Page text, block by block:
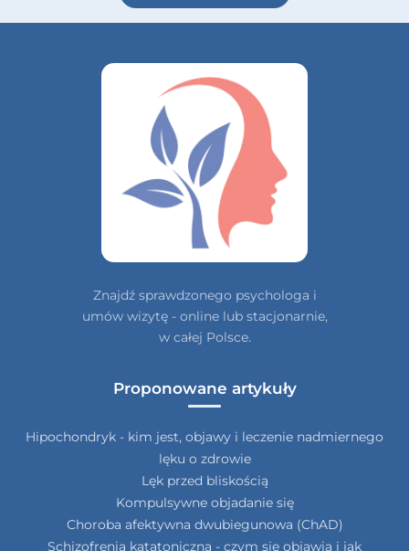
Znajdź sprawdzonego psychologa i
umów wizytę - online lub stacjonarnie,
w całej Polsce.
Proponowane artykuły
Hipochondryk - kim jest, objawy i leczenie nadmiernego
lęku o zdrowie
Lęk przed bliskością
Kompulsywne objadanie się
Choroba afektywna dwubiegunowa (ChAD)
Schizofrenia katatoniczna - czym się objawia i jak